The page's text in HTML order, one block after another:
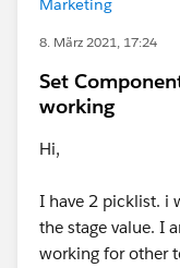
Marketing
8. März 2021, 17:24
Set
working
Hi,
I have 2 picklist. i
the stage value. I
working for other